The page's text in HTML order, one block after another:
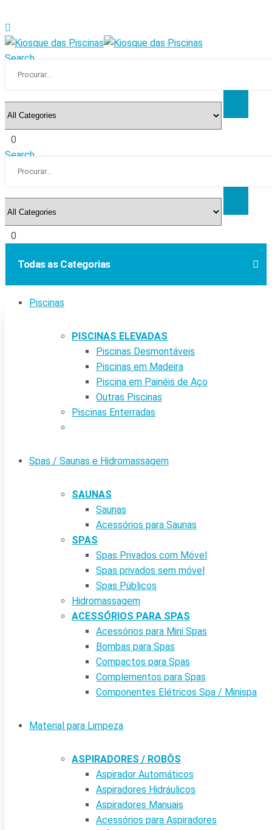
Search
0
Search
0
Todas as Categorias
Piscinas
PISCINAS ELEVADAS
Piscinas Desmontáveis
Piscinas em Madeira
Piscina em Painéis de Aço
Outras Piscinas
Piscinas Enterradas
Spas / Saunas e Hidromassagem
SAUNAS
Saunas
Acessórios para Saunas
SPAS
Spas Privados com Móvel
Spas privados sem móvel
Spas Públicos
Hidromassagem
ACESSÓRIOS PARA SPAS
Acessórios para Mini Spas
Bombas para Spas
Compactos para Spas
Complementos para Spas
Componentes Elétricos Spa / Minispa
Material para Limpeza
ASPIRADORES / ROBÔS
Aspirador Automáticos
Aspiradores Hidráulicos
Aspiradores Manuais
Acessórios para Aspiradores